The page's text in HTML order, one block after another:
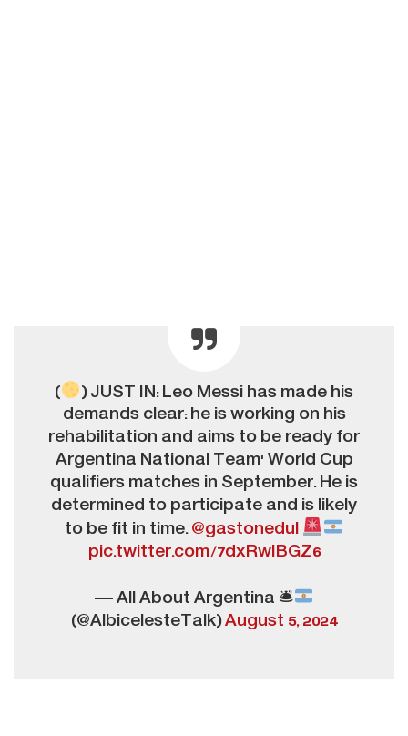
(
) JUST IN: Leo Messi has made his
demands clear: he is working on his
rehabilitation and aims to be ready for
Argentina National Team' World Cup
qualifiers matches in September. He is
determined to participate and is likely
to be fit in time.@gastonedul
pic.twitter.com/7dxRwIBGZ6
— All About Argentina 🛎
(@AlbicelesteTalk)August 5, 2024